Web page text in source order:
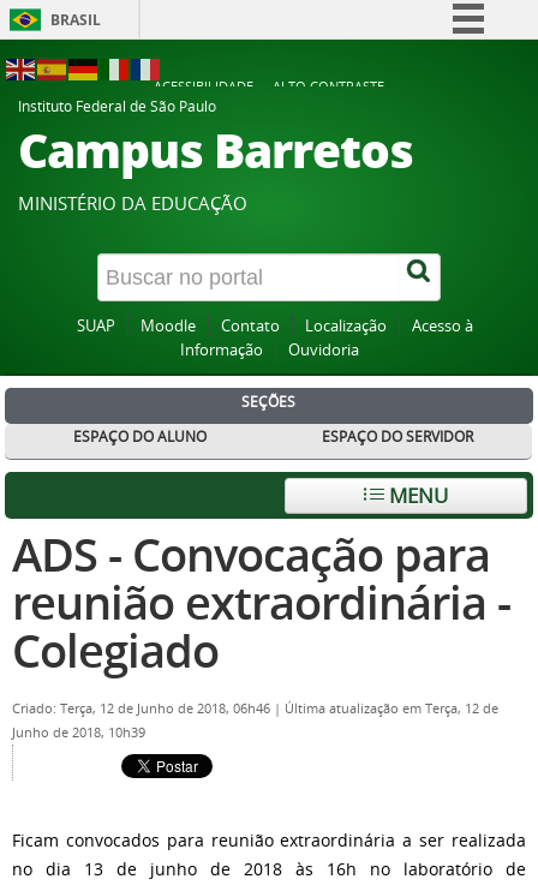
BRASIL
Participe
Acesso à informação
Canais
ACESSIBILIDADE
ALTO CONTRASTE
Instituto Federal de São Paulo
Campus Barretos
MINISTÉRIO DA EDUCAÇÃO
SUAP Moodle Contato Localização
Acesso à
Informação
Ouvidoria
SEÇÕES
ESPAÇO DO ALUNO
ESPAÇO DO SERVIDOR
MENU
ADS - Convocação para
reunião extraordinária -
Colegiado
Criado: Terça, 12 de Junho de 2018, 06h46 | Última atualização em Terça, 12 de
Junho de 2018, 10h39
Ficam convocados para reunião extraordinária a ser realizada
no dia 13 de junho de 2018 às 16h no laboratório de